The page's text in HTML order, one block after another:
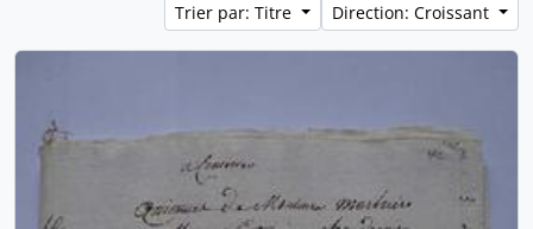
Trier par: Titre
Direction: Croissant